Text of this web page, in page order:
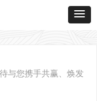
与您携手共赢、焕发